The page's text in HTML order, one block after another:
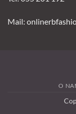
Mail:
O